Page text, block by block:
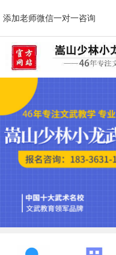
添加老师微信一对一咨询